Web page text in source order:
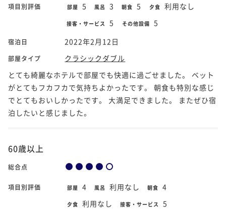
項目別評価 部屋 5 風呂 3 朝食 5 夕食 利用なし
接客・サービス 5 その他設備 5
宿泊日 2022年2月12日
部屋タイプ
クラシックダブル
とても綺麗なホテルで部屋でも快適に過ごせました。 ベット
がとてもフカフカで気持ちよかったです。 朝食も特別な感じ
でとてもおいしかったです。 大満足できました。 またぜひ宿
泊したいと感じました。
60歳以上
総合点
項目別評価 部屋 4 風呂 利用なし 朝食 4
夕食 利用なし 接客・サービス 5